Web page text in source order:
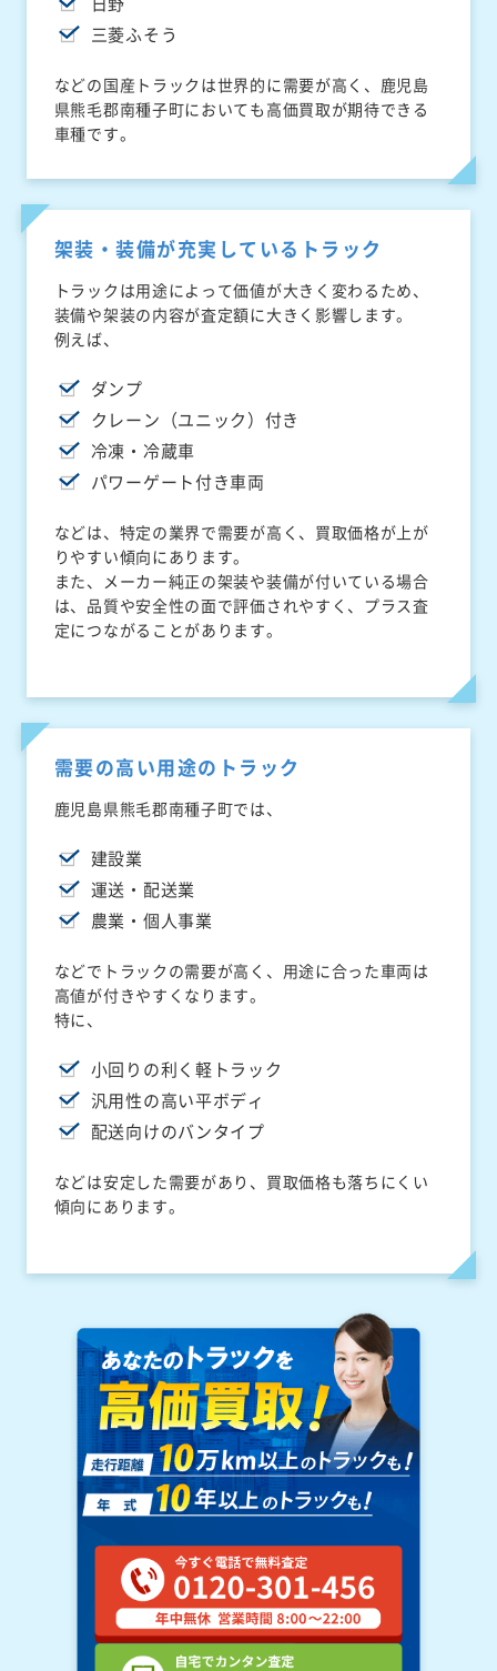
三菱ふそう
などの国産トラックは世界的に需要が高く、鹿児島
県熊毛郡南種子町においても高価買取が期待できる
車種です。
架装・装備が充実しているトラック
トラックは用途によって価値が大きく変わるため、
装備や架装の内容が査定額に大きく影響します。
例えば、
ダンプ
クレーン（ユニック）付き
冷凍・冷蔵車
パワーゲート付き車両
などは、特定の業界で需要が高く、買取価格が上が
りやすい傾向にあります。
また、メーカー純正の架装や装備が付いている場合
は、品質や安全性の面で評価されやすく、プラス査
定につながることがあります。
需要の高い用途のトラック
鹿児島県熊毛郡南種子町では、
建設業
運送・配送業
農業・個人事業
などでトラックの需要が高く、用途に合った車両は
高値が付きやすくなります。
特に、
小回りの利く軽トラック
汎用性の高い平ボディ
配送向けのバンタイプ
などは安定した需要があり、買取価格も落ちにくい
傾向にあります。